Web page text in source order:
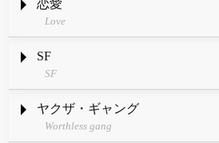
恋愛
Love
SF
SF
ヤクザ・ギャング
Worthless gang